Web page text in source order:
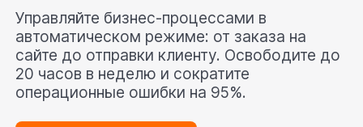
Управляйте бизнес-процессами в
автоматическом режиме: от заказа на
сайте до отправки клиенту. Освободите до
20 часов в неделю и сократите
операционные ошибки на 95%.